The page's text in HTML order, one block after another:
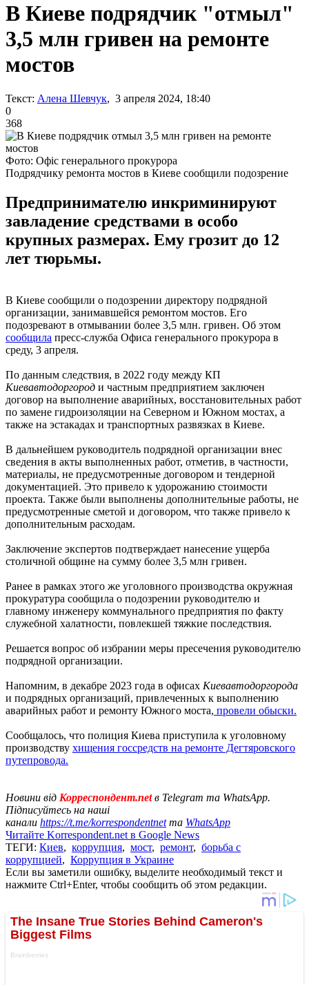
В Киеве подрядчик "отмыл"
3,5 млн гривен на ремонте
мостов
Текст: Алена Шевчук, 3 апреля 2024, 18:40
0
368
Фото: Офіс генерального прокурора
Подрядчику ремонта мостов в Киеве сообщили подозрение
Предпринимателю инкриминируют
завладение средствами в особо
крупных размерах. Ему грозит до 12
лет тюрьмы.
В Киеве сообщили о подозрении директору подрядной
организации, занимавшейся ремонтом мостов. Его
подозревают в отмывании более 3,5 млн. гривен. Об этом
сообщила пресс-служба Офиса генерального прокурора в
среду, 3 апреля.
По данным следствия, в 2022 году между КП
Киевавтодоргород и частным предприятием заключен
договор на выполнение аварийных, восстановительных работ
по замене гидроизоляции на Северном и Южном мостах, а
также на эстакадах и транспортных развязках в Киеве.
В дальнейшем руководитель подрядной организации внес
сведения в акты выполненных работ, отметив, в частности,
материалы, не предусмотренные договором и тендерной
документацией. Это привело к удорожанию стоимости
проекта. Также были выполнены дополнительные работы, не
предусмотренные сметой и договором, что также привело к
дополнительным расходам.
Заключение экспертов подтверждает нанесение ущерба
столичной общине на сумму более 3,5 млн гривен.
Ранее в рамках этого же уголовного производства окружная
прокуратура сообщила о подозрении руководителю и
главному инженеру коммунального предприятия по факту
служебной халатности, повлекшей тяжкие последствия.
Решается вопрос об избрании меры пресечения руководителю
подрядной организации.
Напомним, в декабре 2023 года в офисах Киевавтодоргорода
и подрядных организаций, привлеченных к выполнению
аварийных работ и ремонту Южного моста, провели обыски.
Сообщалось, что полиция Киева приступила к уголовному
производству хищения госсредств на ремонте Дегтяровского
путепровода.
Новини від Корреспондент.netв Telegram та WhatsApp.
Підписуйтесь на наші
канали https://t.me/korrespondentnetта WhatsApp
Читайте Korrespondent.net в Google News
ТЕГИ: Киев, коррупция, мост, ремонт, борьба с
коррупцией, Коррупция в Украине
Если вы заметили ошибку, выделите необходимый текст и
нажмите Ctrl+Enter, чтобы сообщить об этом редакции.